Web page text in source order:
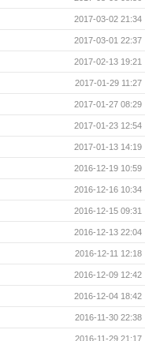
2017-03-02 21:34
2017-03-01 22:37
2017-02-13 19:21
2017-01-29 11:27
2017-01-27 08:29
2017-01-23 12:54
2017-01-13 14:19
2016-12-19 10:59
2016-12-16 10:34
2016-12-15 09:31
2016-12-13 22:04
2016-12-11 12:18
2016-12-09 12:42
2016-12-04 18:42
2016-11-30 22:38
2016-11-29 21:17